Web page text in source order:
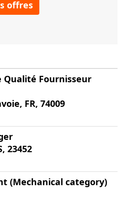
Qualité Fournisseur
FR, 74009
23452
(Mechanical category)